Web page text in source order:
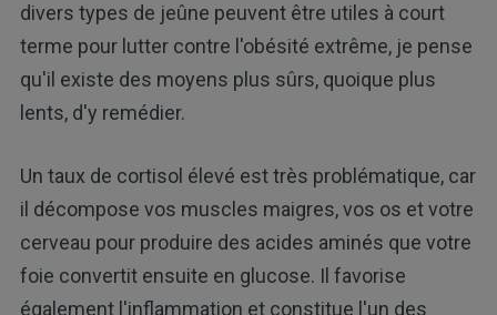
divers types de jeûne peuvent être utiles à court
terme pour lutter contre l'obésité extrême, je pense
qu'il existe des moyens plus sûrs, quoique plus
lents, d'y remédier.
Un taux de cortisol élevé est très problématique, car
il décompose vos muscles maigres, vos os et votre
cerveau pour produire des acides aminés que votre
foie convertit ensuite en glucose. Il favorise
également l'inflammation et constitue l'un des